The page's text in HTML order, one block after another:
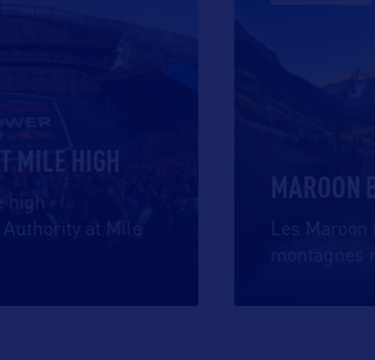
MILE HIGH
at Mile
MAROON
Les
montagnes